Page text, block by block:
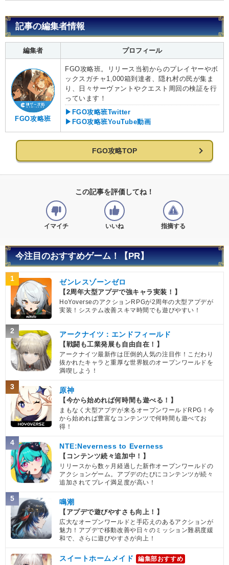
記事の編集者情報
編集者 プロフィール
FGO攻略班
FGO攻略班。リリース当初からのプレイヤーやボ
ックスガチャ1,000箱到達者、隠れ村の民が集ま
り、日々サーヴァントやクエスト周回の検証を行
っています！
▶FGO攻略班Twitter
▶FGO攻略班YouTube動画
FGO攻略TOP
この記事を評価してね！
イマイチ いいね 指摘する
今注目のおすすめゲーム！【PR】
1 ゼンレスゾーンゼロ
【2周年大型アプデで強キャラ実装！】
HoYoverseのアクションRPGが2周年の大型アプデが
実装！システム改善スキマ時間でも遊びやすい！
2 アークナイツ：エンドフィールド
【戦闘も工業発展も自由自在！】
アークナイツ最新作は圧倒的人気の注目作！こだわり
抜かれたキャラと重厚な世界観のオープンワールドを
満喫しよう！
3 原神
【今から始めれば何時間も遊べる！】
まもなく大型アプデが来るオープンワールドRPG！今
から始めれば豊富なコンテンツで何時間も遊べてお
得！
4 NTE:Neverness to Everness
【コンテンツ続々追加中！】
リリースから数ヶ月経過した新作オープンワールドの
アクションゲーム。アプデのたびにコンテンツが続々
追加されてプレイ満足度が高い！
5 鳴潮
【アプデで遊びやすさも向上！】
広大なオープンワールドと手応えのあるアクションが
魅力！アプデで移動改善や日々のミッション難易度緩
和で、さらに遊びやすさが向上！
スイートホームメイド 編集部おすすめ